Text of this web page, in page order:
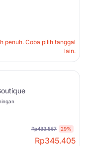
penuh. Coba pilih tanggal
lain.
Rp483.567 29%
Rp345.405